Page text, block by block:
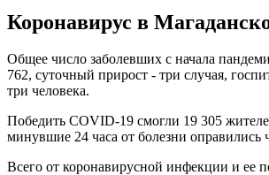
Коронавирус в
Общее число заболевших с начала
762, суточный прирост - три случая,
три человека.
Победить COVID-19 смогли 19 305
минувшие 24 часа от болезни оправились
Всего от коронавирусной инфекции и ее